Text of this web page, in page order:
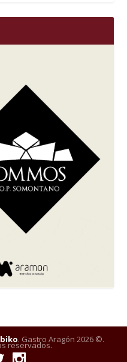
. Gastro Aragón 2026 ©.
reservados.